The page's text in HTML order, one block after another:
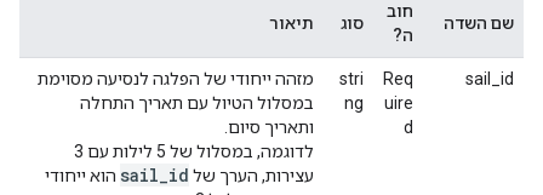
שם השדה
חוב
ה?
סוג תיאור
sail_id
Req
uire
d
stri
ng
מזהה ייחודי של הפלגה לנסיעה מסוימת
במסלול הטיול עם תאריך התחלה
ותאריך סיום.
לדוגמה, במסלול של 5 לילות עם 3
עצירות, הערך של sail_id הוא ייחודי